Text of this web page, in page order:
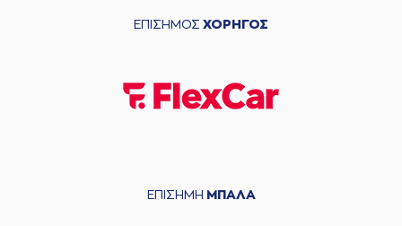
ΕΠΙΣΗΜΟΣ ΧΟΡΗΓΟΣ
ΕΠΙΣΗΜΗ ΜΠΑΛΑ